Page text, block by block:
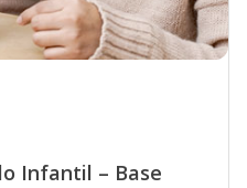
Infantil – Base